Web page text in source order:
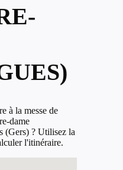
à la messe de
dame
(Gers) ? Utilisez la
l'itinéraire.